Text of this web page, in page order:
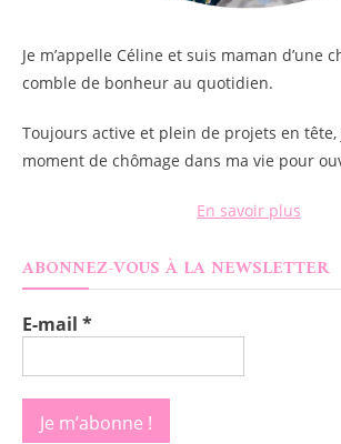
Je m’appelle Céline et suis maman d’une
comble de bonheur au quotidien.
Toujours active et plein de projets en tête,
moment de chômage dans ma vie pour
En savoir plus
ABONNEZ-VOUS À LA NEWSLETTER
E-mail *